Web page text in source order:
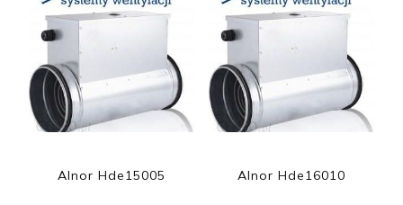
Alnor Hde15005 Alnor Hde16010